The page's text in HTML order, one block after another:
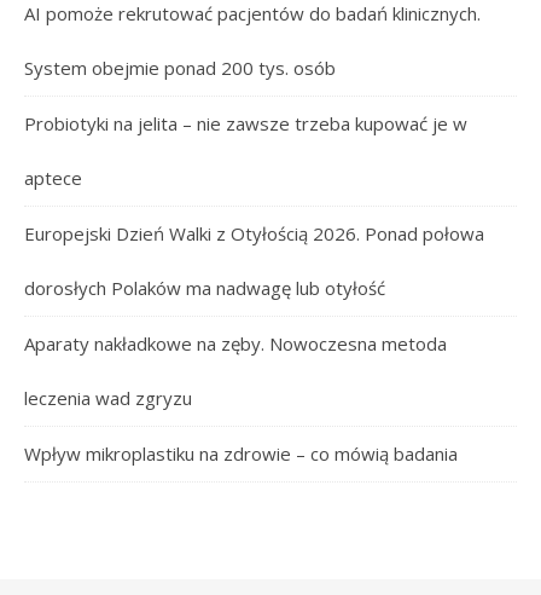
AI pomoże rekrutować pacjentów do badań klinicznych.
System obejmie ponad 200 tys. osób
Probiotyki na jelita – nie zawsze trzeba kupować je w
aptece
Europejski Dzień Walki z Otyłością 2026. Ponad połowa
dorosłych Polaków ma nadwagę lub otyłość
Aparaty nakładkowe na zęby. Nowoczesna metoda
leczenia wad zgryzu
Wpływ mikroplastiku na zdrowie – co mówią badania